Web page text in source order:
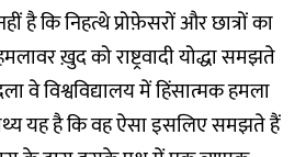
है कि निहत्थे प्रोफ़ेसरों और छात्रों का
ख़ुद को राष्ट्रवादी योद्धा समझते
वे विश्वविद्यालय में हिंसात्मक हमला
यह है कि वह ऐसा इसलिए समझते हैं